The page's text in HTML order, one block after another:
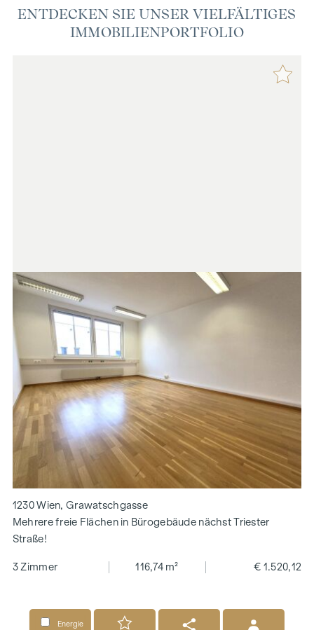
ENTDECKEN SIE UNSER VIELFÄLTIGES
IMMOBILIENPORTFOLIO
1230 Wien, Grawatschgasse
Mehrere freie Flächen in Bürogebäude nächst Triester
Straße!
3 Zimmer 116,74 m² € 1.520,12
Energie